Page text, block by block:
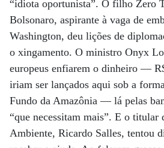
“idiota oportunista”. O filho Zero
Bolsonaro, aspirante à vaga de
Washington, deu lições de
o xingamento. O ministro Onyx
europeus enfiarem o dinheiro —
iriam ser lançados aqui sob a
Fundo da Amazônia — lá pelas
“que necessitam mais”. E o titular
Ambiente, Ricardo Salles, tentou